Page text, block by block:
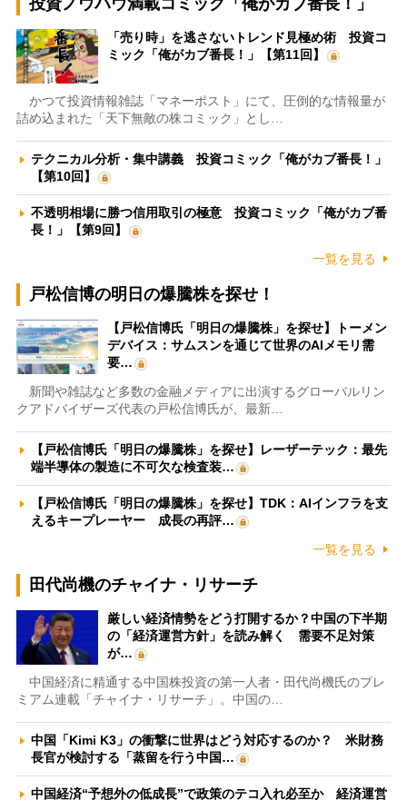
投資ノウハウ満載コミック「俺がカブ番長！」
「売り時」を逃さないトレンド見極め術 投資コ
ミック「俺がカブ番長！」【第11回】
かつて投資情報雑誌「マネーポスト」にて、圧倒的な情報量が
詰め込まれた「天下無敵の株コミック」とし…
テクニカル分析・集中講義 投資コミック「俺がカブ番長！」
【第10回】
不透明相場に勝つ信用取引の極意 投資コミック「俺がカブ番
長！」【第9回】
一覧を見る
戸松信博の明日の爆騰株を探せ！
【戸松信博氏「明日の爆騰株」を探せ】トーメン
デバイス：サムスンを通じて世界のAIメモリ需
要…
新聞や雑誌など多数の金融メディアに出演するグローバルリン
クアドバイザーズ代表の戸松信博氏が、最新…
【戸松信博氏「明日の爆騰株」を探せ】レーザーテック：最先
端半導体の製造に不可欠な検査装…
【戸松信博氏「明日の爆騰株」を探せ】TDK：AIインフラを支
えるキープレーヤー 成長の再評…
一覧を見る
田代尚機のチャイナ・リサーチ
厳しい経済情勢をどう打開するか？中国の下半期
の「経済運営方針」を読み解く 需要不足対策
が…
中国経済に精通する中国株投資の第一人者・田代尚機氏のプレ
ミアム連載「チャイナ・リサーチ」。中国の…
中国「Kimi K3」の衝撃に世界はどう対応するのか？ 米財務
長官が検討する「蒸留を行う中国…
中国経済“予想外の低成長”で政策のテコ入れ必至か 経済運営